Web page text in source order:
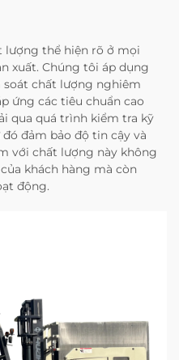
lượng thể hiện rõ ở mọi
xuất. Chúng tôi áp dụng
chất lượng nghiêm
ứng các tiêu chuẩn cao
qua quá trình kiểm tra kỹ
đảm bảo độ tin cậy và
với chất lượng này không
khách hàng mà còn
động.